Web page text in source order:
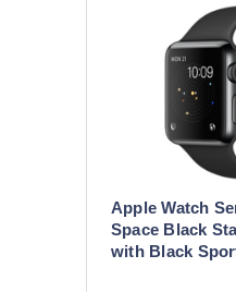
Apple Watch
Space Black
with Black